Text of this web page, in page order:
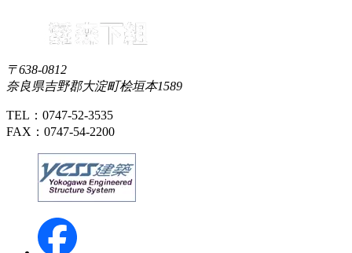
〒638-0812
奈良県吉野郡大淀町桧垣本1589
TEL：0747-52-3535
FAX：0747-54-2200